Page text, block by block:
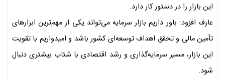
این بازار را در دستور کار دارد.
عارف افزود: باور داریم بازار سرمایه می‌تواند یکی از مهم‌ترین ابزارهای
تأمین مالی و تحقق اهداف توسعه‌ای کشور باشد و امیدواریم با تقویت
این بازار، مسیر سرمایه‌گذاری و رشد اقتصادی با شتاب بیشتری دنبال
شود.